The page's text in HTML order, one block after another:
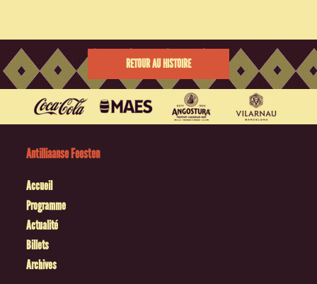
RETOUR AU HISTOIRE
Antilliaanse Feesten
Accueil
Programme
Actualité
Billets
Archives